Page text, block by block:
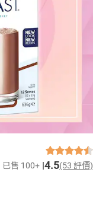
已售 100+ 4.5(53 評價)